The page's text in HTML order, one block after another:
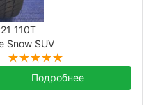
110T
Snow SUV
Подробнее